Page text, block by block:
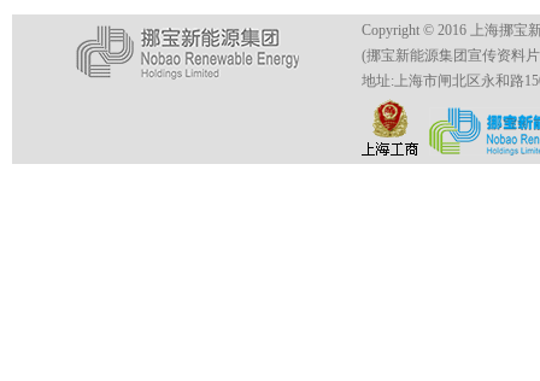
Copyright © 2016 上海挪宝
(挪宝新能源集团宣传资料
地址:上海市闸北区永和路